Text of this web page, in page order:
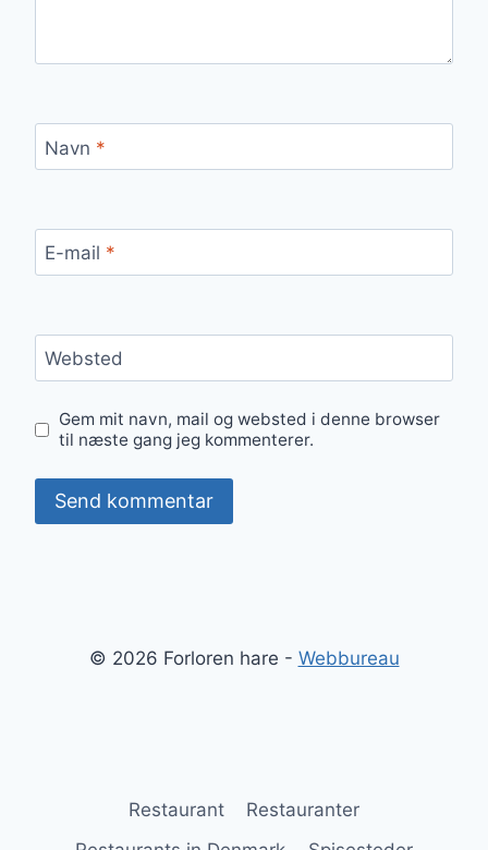
Navn *
E-mail *
Websted
Gem mit navn, mail og websted i denne browser
til næste gang jeg kommenterer.
© 2026 Forloren hare - Webbureau
Restaurant
Restauranter